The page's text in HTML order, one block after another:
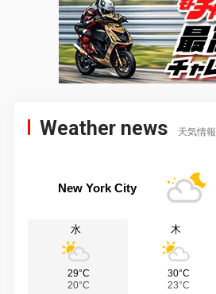
Weather news 天気情報
New York City
水
29°C
20°C
木
30°C
23°C